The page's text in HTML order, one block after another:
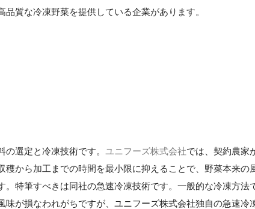
質な冷凍野菜を提供している企業があります。
選定と冷凍技術です。 ユニフーズ株式会社では、契約農家
から加工までの時間を最小限に抑えることで、野菜本来の
特筆すべきは同社の急速冷凍技術です。一般的な冷凍方法
が損なわれがちですが、ユニフーズ株式会社独自の急速冷